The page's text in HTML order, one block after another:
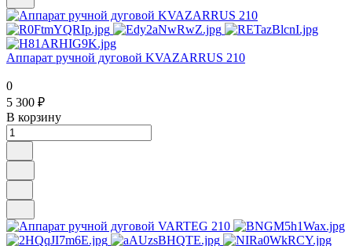
Аппарат ручной дуговой KVAZARRUS 210
0
5 300 ₽
В корзину